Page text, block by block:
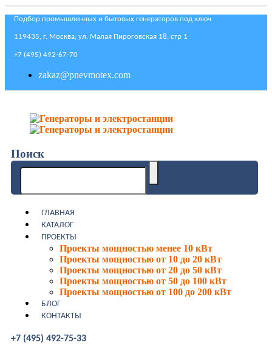
Подбор промышленных и бытовых генераторов под ключ
119435, г. Москва, ул. Малая Пироговская 18, стр 1
+7 (495) 492-67-70
zakaz@pnevmotex.com
Поиск
ГЛАВНАЯ
КАТАЛОГ
ПРОЕКТЫ
Проекты мощностью менее 10 кВт
Проекты мощностью от 10 до 20 кВт
Проекты мощностью от 20 до 50 кВт
Проекты мощностью от 50 до 100 кВт
Проекты мощностью от 100 до 200 кВт
БЛОГ
КОНТАКТЫ
+7 (495) 492-75-33